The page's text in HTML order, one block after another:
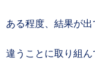
ある程度、結果が出
違うことに取り組ん